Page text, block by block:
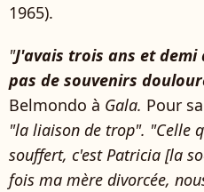
1965).
"J'avais trois ans et
pas de souvenirs
Belmondo à Gala. Pour
"la liaison de trop". "Celle
souffert, c'est Patricia [la
fois ma mère divorcée,